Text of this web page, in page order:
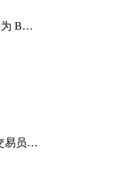
为 B…
易员…